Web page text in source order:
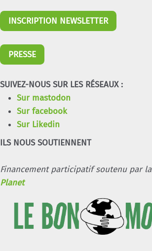
INSCRIPTION NEWSLETTER
PRESSE
SUIVEZ-NOUS SUR LES RÉSEAUX :
Sur mastodon
Sur facebook
Sur Likedin
ILS NOUS SOUTIENNENT
Financement participatif soutenu par
Planet